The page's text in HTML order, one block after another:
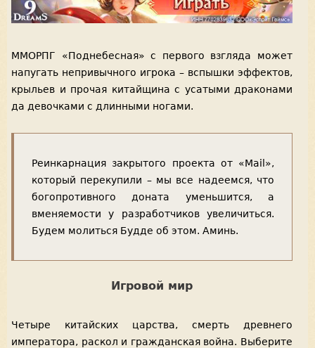
ММОРПГ «Поднебесная» с первого взгляда может
напугать непривычного игрока – вспышки эффектов,
крыльев и прочая китайщина с усатыми драконами
да девочками с длинными ногами.
Реинкарнация закрытого проекта от «Mail»,
который перекупили – мы все надеемся, что
богопротивного доната уменьшится, а
вменяемости у разработчиков увеличиться.
Будем молиться Будде об этом. Аминь.
Игровой мир
Четыре китайских царства, смерть древнего
императора, раскол и гражданская война. Выберите